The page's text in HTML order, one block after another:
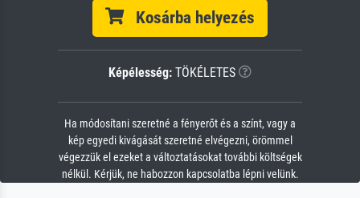
Kosárba helyezés
Képélesség: TÖKÉLETES
Ha módosítani szeretné a fényerőt és a színt, vagy a
kép egyedi kivágását szeretné elvégezni, örömmel
végezzük el ezeket a változtatásokat további költségek
nélkül. Kérjük, ne habozzon kapcsolatba lépni velünk.